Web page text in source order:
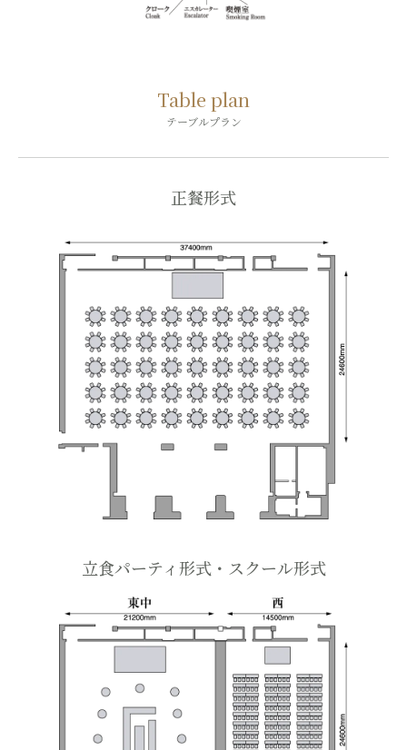
Table plan
テーブルプラン
正餐形式
立食パーティ形式・スクール形式